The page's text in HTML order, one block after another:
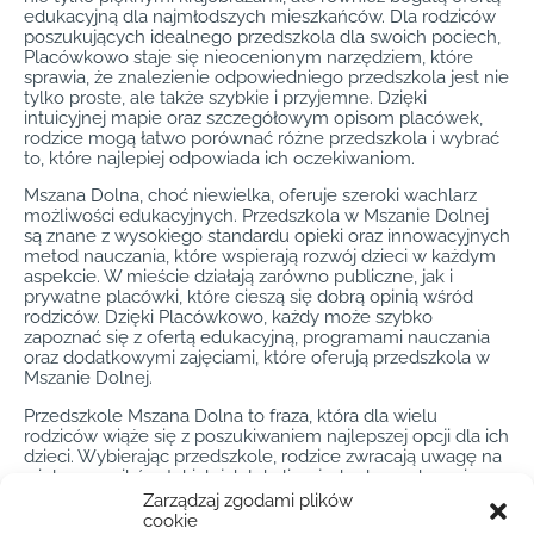
Zarządzaj zgodami plików
cookie
edukacyjną dla najmłodszych mieszkańców. Dla rodziców
poszukujących idealnego przedszkola dla swoich pociech,
Placówkowo staje się nieocenionym narzędziem, które
sprawia, że znalezienie odpowiedniego przedszkola jest nie
tylko proste, ale także szybkie i przyjemne. Dzięki
intuicyjnej mapie oraz szczegółowym opisom placówek,
rodzice mogą łatwo porównać różne przedszkola i wybrać
to, które najlepiej odpowiada ich oczekiwaniom.
Mszana Dolna, choć niewielka, oferuje szeroki wachlarz
możliwości edukacyjnych. Przedszkola w Mszanie Dolnej
są znane z wysokiego standardu opieki oraz innowacyjnych
metod nauczania, które wspierają rozwój dzieci w każdym
aspekcie. W mieście działają zarówno publiczne, jak i
prywatne placówki, które cieszą się dobrą opinią wśród
rodziców. Dzięki Placówkowo, każdy może szybko
zapoznać się z ofertą edukacyjną, programami nauczania
oraz dodatkowymi zajęciami, które oferują przedszkola w
Mszanie Dolnej.
Przedszkole Mszana Dolna to fraza, która dla wielu
rodziców wiąże się z poszukiwaniem najlepszej opcji dla ich
dzieci. Wybierając przedszkole, rodzice zwracają uwagę na
wiele czynników, takich jak lokalizacja, kadra pedagogiczna,
czy dostępność zajęć dodatkowych. W Mszanie Dolnej nie
brakuje placówek, które spełniają te oczekiwania. Placówki